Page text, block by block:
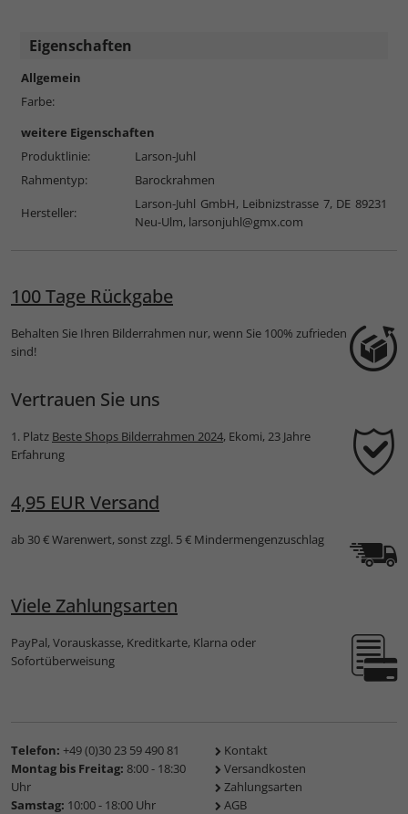
Eigenschaften
Allgemein
Farbe:
weitere Eigenschaften
Produktlinie:
Larson-Juhl
Rahmentyp:
Barockrahmen
Hersteller:
Larson-Juhl GmbH, Leibnizstrasse 7, DE 89231
Neu-Ulm, larsonjuhl@gmx.com
100 Tage Rückgabe
Behalten Sie Ihren Bilderrahmen nur, wenn Sie 100% zufrieden
sind!
Vertrauen Sie uns
1. Platz Beste Shops Bilderrahmen 2024, Ekomi, 23 Jahre
Erfahrung
4,95 EUR Versand
ab 30 € Warenwert, sonst zzgl. 5 € Mindermengenzuschlag
Viele Zahlungsarten
PayPal, Vorauskasse, Kreditkarte, Klarna oder
Sofortüberweisung
Telefon: +49 (0)30 23 59 490 81
Montag bis Freitag: 8:00 - 18:30
Uhr
Samstag: 10:00 - 18:00 Uhr
Kontakt
Versandkosten
Zahlungsarten
AGB